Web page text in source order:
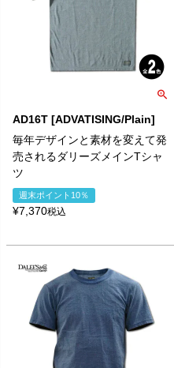
AD16T [ADVATISING/Plain]
毎年デザインと素材を変えて発
売されるダリーズメインTシャ
ツ
週末ポイント10％
¥7,370税込